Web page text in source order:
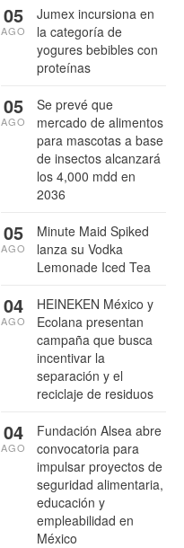
Jumex incursiona en
la categoría de
yogures bebibles con
proteínas
05
AGO
Se prevé que
mercado de alimentos
para mascotas a base
de insectos alcanzará
los 4,000 mdd en
2036
05
AGO
Minute Maid Spiked
lanza su Vodka
Lemonade Iced Tea
05
AGO
HEINEKEN México y
Ecolana presentan
campaña que busca
incentivar la
separación y el
reciclaje de residuos
04
AGO
Fundación Alsea abre
convocatoria para
impulsar proyectos de
seguridad alimentaria,
educación y
empleabilidad en
México
04
AGO